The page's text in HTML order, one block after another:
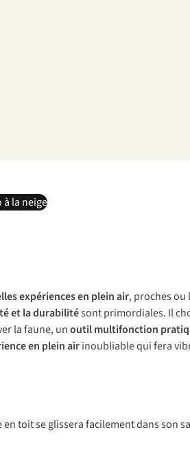
à la neige
expériences en plein air, proches
et la durabilitésont primordiales. Il
la faune, unoutil multifonction
en plein airinoubliable qui fera
toit se glissera facilement dans son